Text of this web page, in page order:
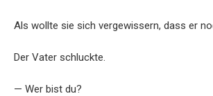
Als wollte sie sich vergewissern, dass er
Der Vater schluckte.
— Wer bist du?